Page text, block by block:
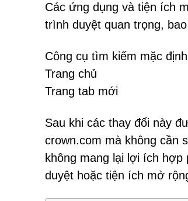
Các ứng dụng và tiện ích
trình duyệt quan trọng,
Công cụ tìm kiếm mặc định
Trang chủ
Trang tab mới
Sau khi các thay đổi này
crown.com mà không cần
không mang lại lợi ích hợp
duyệt hoặc tiện ích mở